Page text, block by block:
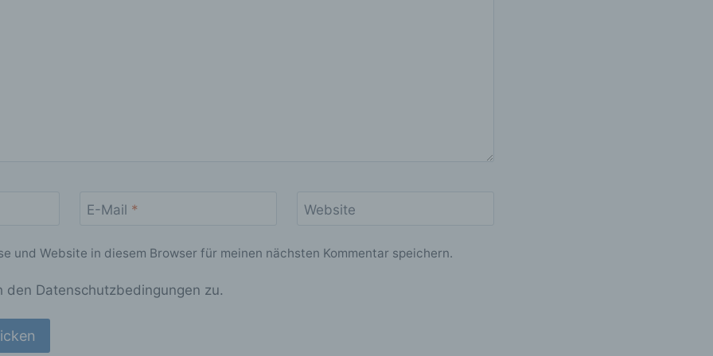
E-Mail * Website
und Website in diesem Browser für meinen nächsten Kommentar speichern.
den Datenschutzbedingungen zu.
Daten verwendet werden, um bestimmte